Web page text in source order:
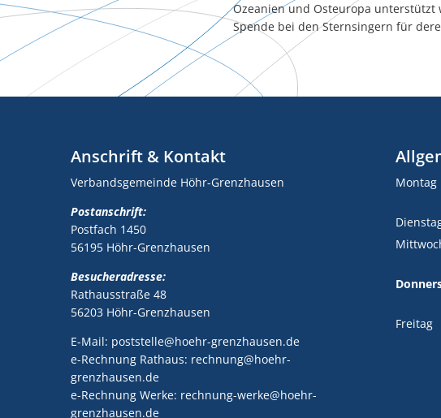
Ozeanien und Osteuropa
Spende bei den Sternsingern für
Anschrift & Kontakt
Verbandsgemeinde Höhr-Grenzhausen
Postanschrift:
Postfach 1450
56195 Höhr-Grenzhausen
Besucheradresse:
Rathausstraße 48
56203 Höhr-Grenzhausen
E-Mail: poststelle@hoehr-grenzhausen.de
e-Rechnung Rathaus: rechnung@hoehr-
grenzhausen.de
e-Rechnung Werke: rechnung-werke@hoehr-
grenzhausen.de
Montag
Freitag